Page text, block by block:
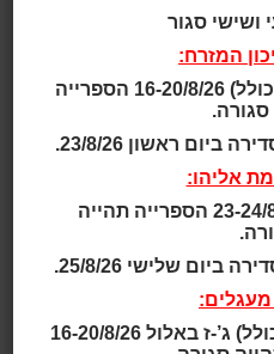
להם יחד משפחות של ארנבים,
כף אדם מעולם עד שיום אחד
ושישי סגור
המזרח:
בימים ראשון עד חמישי (כולל) 16-20/8/26 הספרייה
סגורה.
ראשון 23/8/26.
אליהו:
בימים ראשון ושני 23-24/8/26 הספרייה תהייה
שלישי 25/8/26.
מעגלים:
בימים ראשון עד חמישי (כולל) ג’-ז באלול 16-20/8/26